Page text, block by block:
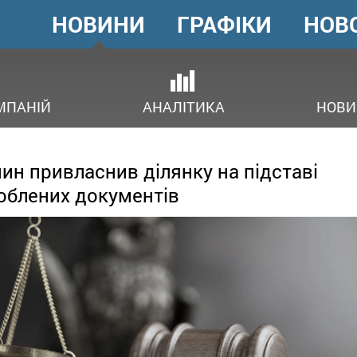
ГОЛОВНЕ
МЕНЮ
НОВИНИ
АНАЛІТИКА
ГРАФІКИ
привласнив ділянку на підставі
документів